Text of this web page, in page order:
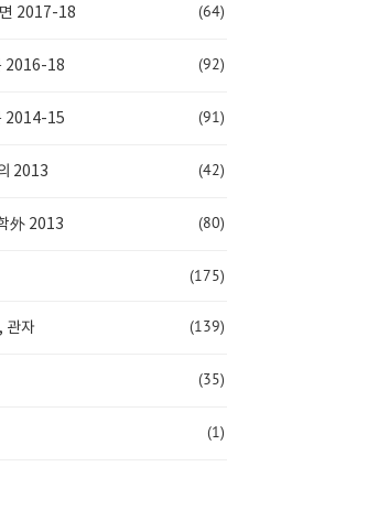
2017-18 (64)
2016-18 (92)
2014-15 (91)
2013 (42)
外 2013 (80)
(175)
관자 (139)
(35)
(1)